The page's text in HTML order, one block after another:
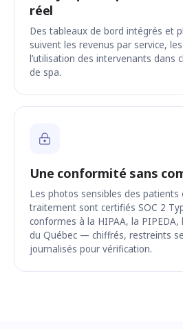
réel
Des tableaux de bord intégrés et
suivent les revenus par service,
l’utilisation des intervenants dans
de spa.
Une conformité sans
Les photos sensibles des patients
traitement sont certifiés SOC 2
conformes à la HIPAA, la PIPEDA,
du Québec — chiffrés, restreints
journalisés pour vérification.